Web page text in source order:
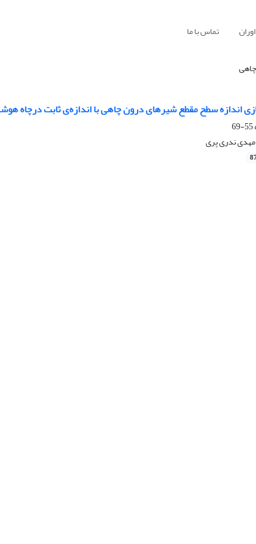
تماس با ما
اندازه سطح مقطع شیرهای درون چاهی با اندازه‌ی ثابت درچاه
55-69
ندری پری